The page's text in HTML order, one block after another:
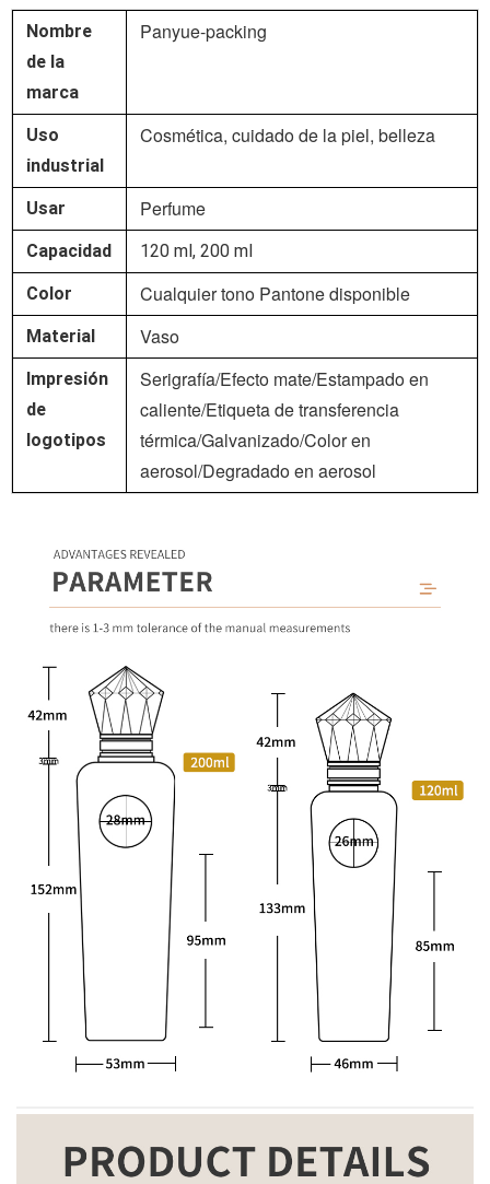
Nombre
de la
marca
Panyue-packing
Uso
industrial
Cosmética, cuidado de la piel, belleza
Usar Perfume
Capacidad 120 ml, 200 ml
Color Cualquier tono Pantone disponible
Material Vaso
Impresión
de
logotipos
Serigrafía/Efecto mate/Estampado en
caliente/Etiqueta de transferencia
térmica/Galvanizado/Color en
aerosol/Degradado en aerosol